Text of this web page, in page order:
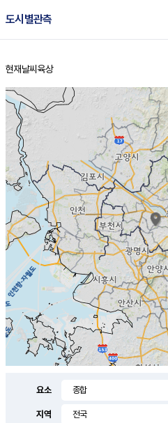
도시별관측
홈
현재날씨 육상
요소
지역